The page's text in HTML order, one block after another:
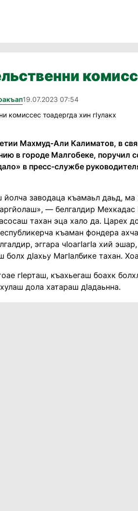
19.07.2023 07:54
Махмуд-Али Калиматов, в
в городе Малгобеке, поручил
в пресс-службе
заводаца къамаьл даьд, ма
— белгалдир
тахан эца хало да. Царех
къаман фондера
эггара чӀоагӀагӀа хий
болх дӀахьу МагӀалбике тахан.
гӀерташ, къахьегаш боахк
дола хатараш дӀадаьнна.